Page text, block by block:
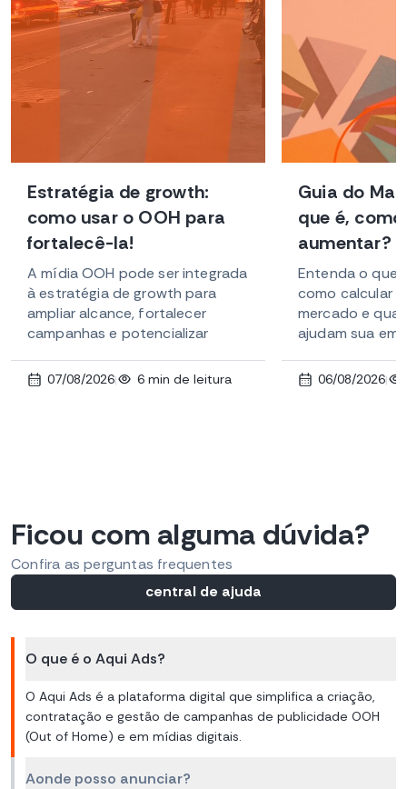
Estratégia de growth:
como usar o OOH para
fortalecê-la! (abre em nova guia)
A mídia OOH pode ser integrada
à estratégia de growth para
ampliar alcance, fortalecer
campanhas e potencializar
isso!07/08/2026| 6 min de leitura
Guia do
que é,
aumentar?
Entenda o que
como calcular
mercado e
ajudam sua
06/08/2026|
Ficou com alguma dúvida?
Confira as perguntas frequentes
central de ajuda
O que é o Aqui Ads?
O Aqui Ads é a plataforma digital que simplifica a criação,
contratação e gestão de campanhas de publicidade OOH
(Out of Home) e em mídias digitais.
Aonde posso anunciar?